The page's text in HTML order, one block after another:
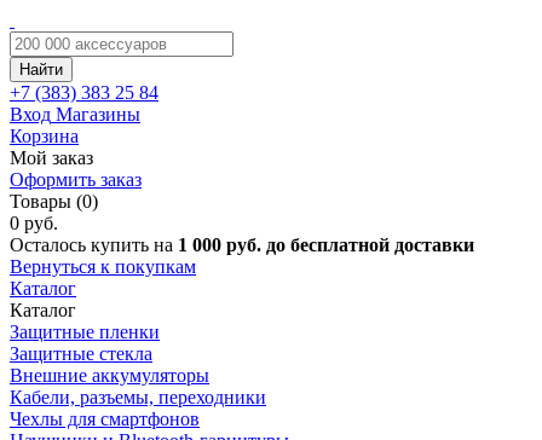
Найти
+7 (383) 383 25 84
Вход Магазины
Корзина
Мой заказ
Оформить заказ
Товары (0)
0 руб.
Осталось купить на 1 000 руб. до бесплатной доставки
Вернуться к покупкам
Каталог
Каталог
Защитные пленки
Защитные стекла
Внешние аккумуляторы
Кабели, разъемы, переходники
Чехлы для смартфонов